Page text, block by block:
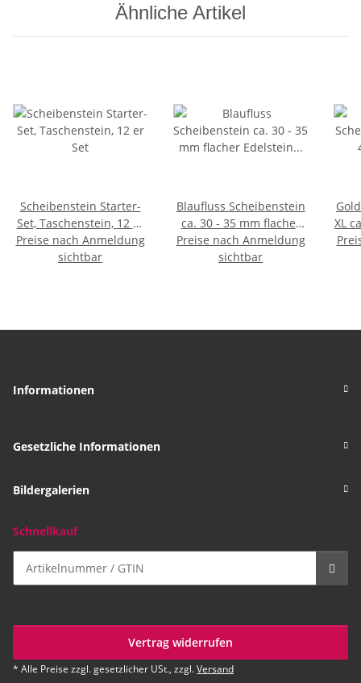
Ähnliche Artikel
Scheibenstein Starter-
Set, Taschenstein, 12 er
Set
Preise nach Anmeldung
sichtbar
Blaufluss Scheibenstein
ca. 30 - 35 mm flacher
Edelstein Trommelstein
blauer Goldfluss
Preise nach Anmeldung
sichtbar
XL ca
Informationen
Gesetzliche Informationen
Bildergalerien
Schnellkauf
Vertrag widerrufen
* Alle Preise zzgl. gesetzlicher USt., zzgl.Versand